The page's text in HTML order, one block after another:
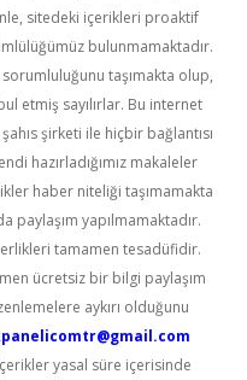
sitedeki içerikleri proaktif
bulunmamaktadır.
taşımakta olup,
etmiş sayılırlar. Bu internet
şirketi ile hiçbir bağlantısı
hazırladığımız makaleler
haber niteliği taşımamakta
paylaşım yapılmamaktadır.
tamamen tesadüfidir.
ücretsiz bir bilgi paylaşım
aykırı olduğunu
yasal süre içerisinde